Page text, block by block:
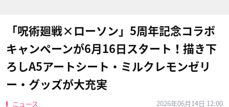
「呪術廻戦×ローソン」5周年記念コラボ
キャンペーンが6月16日スタート！描き下
ろしA5アートシート・ミルクレモンゼリ
ー・グッズが大充実
ニュース 2026年06月14日 12:00